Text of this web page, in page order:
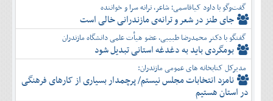
گفت‌وگو با داود کیاقاسمی؛ شاعر، ترانه سرا و خواننده
جای طنز در شعر و ترانه‌ی مازندرانی خالی است
گفتگو با دکتر محمدرضا طبیبی، عضو هیأت علمی دانشگاه مازندران
بومگردی باید به دغدغه استانی تبدیل شود
مدیرکل کتابخانه های عمومی مازندران:
نامزد انتخابات مجلس نیستم/ پرچمدار بسیاری از کارهای فرهنگی
در استان هستیم